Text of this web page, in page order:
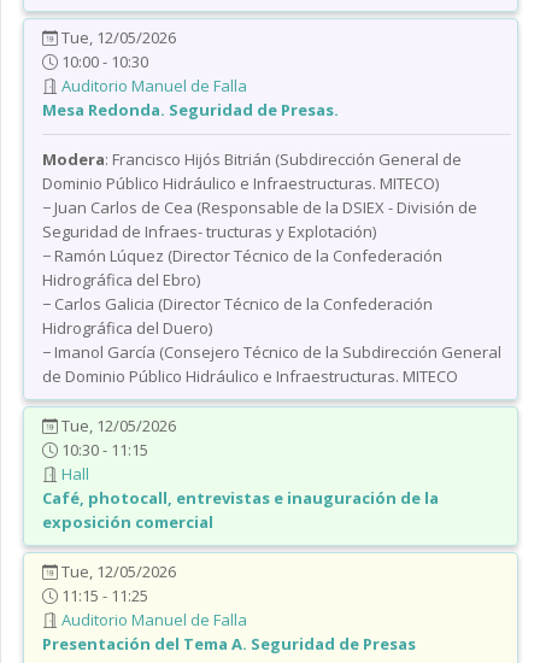
Tue, 12/05/2026
10:00 - 10:30
Auditorio Manuel de Falla
Mesa Redonda. Seguridad de Presas.
Modera: Francisco Hijós Bitrián (Subdirección General de
Dominio Público Hidráulico e Infraestructuras. MITECO)
− Juan Carlos de Cea (Responsable de la DSIEX - División de
Seguridad de Infraes- tructuras y Explotación)
− Ramón Lúquez (Director Técnico de la Confederación
Hidrográfica del Ebro)
− Carlos Galicia (Director Técnico de la Confederación
Hidrográfica del Duero)
− Imanol García (Consejero Técnico de la Subdirección General
de Dominio Público Hidráulico e Infraestructuras. MITECO
Tue, 12/05/2026
10:30 - 11:15
Hall
Café, photocall, entrevistas e inauguración de la
exposición comercial
Tue, 12/05/2026
11:15 - 11:25
Auditorio Manuel de Falla
Presentación del Tema A. Seguridad de Presas